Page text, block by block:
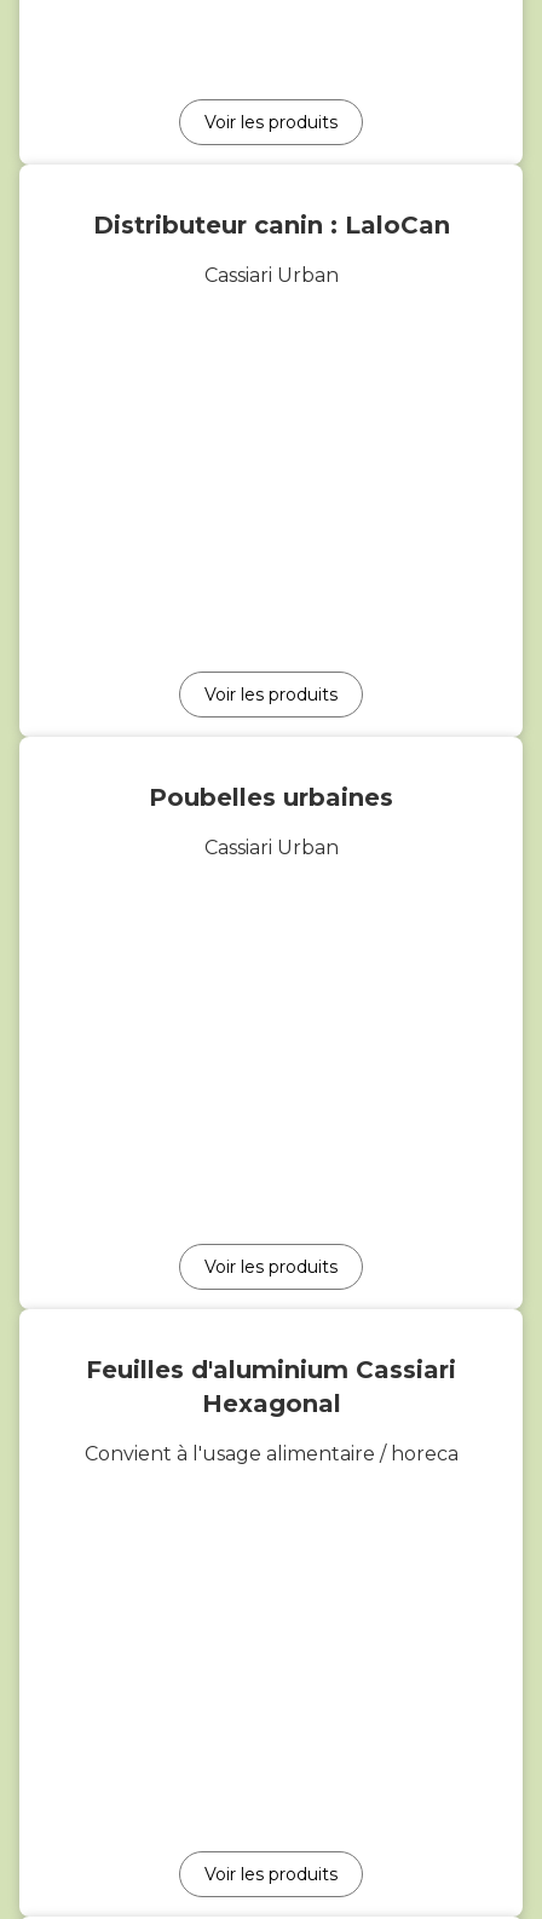
Voir les produits
Distributeur canin : LaloCan
Cassiari Urban
Voir les produits
Poubelles urbaines
Cassiari Urban
Voir les produits
Feuilles d'aluminium Cassiari
Hexagonal
Convient à l'usage alimentaire / horeca
Voir les produits